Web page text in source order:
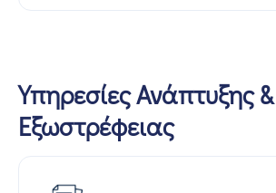
Υπηρεσίες Ανάπτυξης &
Εξωστρέφειας